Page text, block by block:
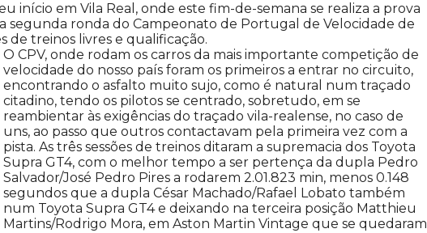
início em Vila Real, onde este fim-de-semana se realiza a prova
segunda ronda do Campeonato de Portugal de Velocidade de
de treinos livres e qualificação.
O CPV, onde rodam os carros da mais importante competição de
velocidade do nosso país foram os primeiros a entrar no circuito,
encontrando o asfalto muito sujo, como é natural num traçado
citadino, tendo os pilotos se centrado, sobretudo, em se
reambientar às exigências do traçado vila-realense, no caso de
uns, ao passo que outros contactavam pela primeira vez com a
pista. As três sessões de treinos ditaram a supremacia dos Toyota
Supra GT4, com o melhor tempo a ser pertença da dupla Pedro
Salvador/José Pedro Pires a rodarem 2.01.823 min, menos 0.148
segundos que a dupla César Machado/Rafael Lobato também
num Toyota Supra GT4 e deixando na terceira posição Matthieu
Martins/Rodrigo Mora, em Aston Martin Vintage que se quedaram